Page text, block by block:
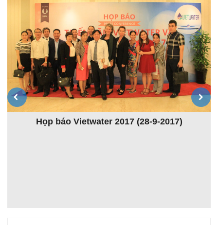
Họp báo Vietwater 2017 (28-9-2017)